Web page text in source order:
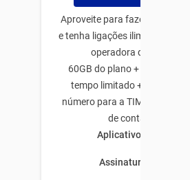
Aproveite para fazer o plano
e tenha ligações ilimitadas
operadora de todo
60GB do plano + 50GB de
tempo limitado + 5GB
número para a TIM + 10GB
de conta C6 Bank
Aplicativos
Assinaturas